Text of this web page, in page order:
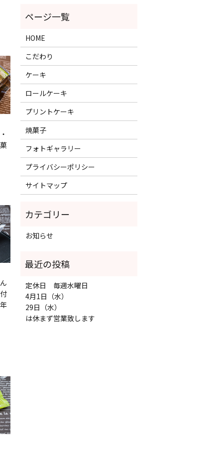
HOME
こだわり
ケーキ
ロールケーキ
プリントケーキ
焼菓子
フォトギャラリー
プライバシーポリシー
サイトマップ
お知らせ
定休日 毎週水曜日
4月1日（水）
29日（水）
は休まず営業致します